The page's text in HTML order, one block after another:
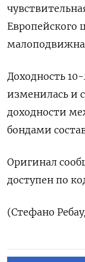
Европейского
малоподвижна
Доходность
изменилась и
доходности
бондами
Оригинал
доступен по
(Стефано